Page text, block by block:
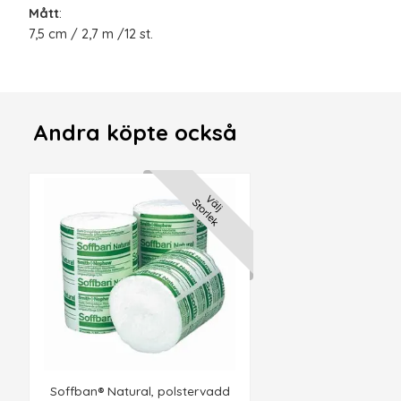
Mått:
7,5 cm / 2,7 m /12 st.
Andra köpte också
Välj
Storlek
Soffban® Natural, polstervadd